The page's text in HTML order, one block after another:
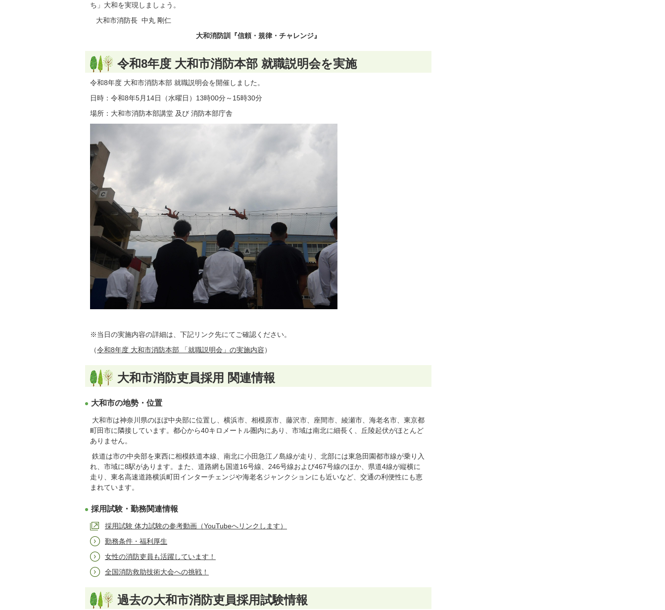
ち」大和を実現しましょう。
大和市消防長 中丸 剛仁
大和消防訓『信頼・規律・チャレンジ』
令和8年度 大和市消防本部 就職説明会を実施
令和8年度 大和市消防本部 就職説明会を開催しました。
日時：令和8年5月14日（水曜日）13時00分～15時30分
場所：大和市消防本部講堂 及び 消防本部庁舎
※当日の実施内容の詳細は、下記リンク先にてご確認ください。
（令和8年度 大和市消防本部 「就職説明会」の実施内容）
大和市消防吏員採用 関連情報
大和市の地勢・位置
大和市は神奈川県のほぼ中央部に位置し、横浜市、相模原市、藤沢市、座間市、綾瀬市、海老名市、東京都
町田市に隣接しています。都心から40キロメートル圏内にあり、市域は南北に細長く、丘陵起伏がほとんど
ありません。
鉄道は市の中央部を東西に相模鉄道本線、南北に小田急江ノ島線が走り、北部には東急田園都市線が乗り入
れ、市域に8駅があります。また、道路網も国道16号線、246号線および467号線のほか、県道4線が縦横に
走り、東名高速道路横浜町田インターチェンジや海老名ジャンクションにも近いなど、交通の利便性にも恵
まれています。
採用試験・勤務関連情報
採用試験 体力試験の参考動画（YouTubeへリンクします）
勤務条件・福利厚生
女性の消防吏員も活躍しています！
全国消防救助技術大会への挑戦！
過去の大和市消防吏員採用試験情報